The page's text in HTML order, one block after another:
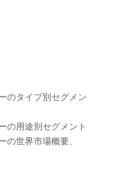
のタイプ別セグメン
の用途別セグメント
の世界市場概要、